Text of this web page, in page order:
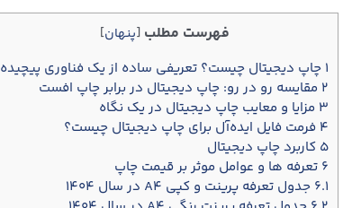
فهرست مطلب [پنهان]
۱ چاپ دیجیتال چیست؟ تعریفی ساده از یک فناوری پیچیده
۲ مقایسه رو در رو: چاپ دیجیتال در برابر چاپ افست
۳ مزایا و معایب چاپ دیجیتال در یک نگاه
۴ فرمت فایل ایده‌آل برای چاپ دیجیتال چیست؟
۵ کاربرد چاپ دیجیتال
۶ تعرفه ها و عوامل موثر بر قیمت چاپ
۶.۱ جدول تعرفه پرینت و کپی A4 در سال 1404